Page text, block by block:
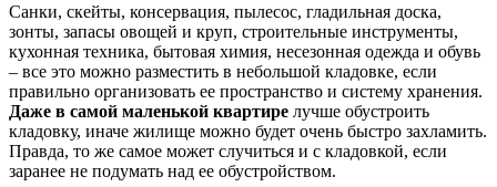
Санки, скейты, консервация, пылесос, гладильная доска,
зонты, запасы овощей и круп, строительные инструменты,
кухонная техника, бытовая химия, несезонная одежда и обувь
– все это можно разместить в небольшой кладовке, если
правильно организовать ее пространство и систему хранения.
Даже в самой маленькой квартире лучше обустроить
кладовку, иначе жилище можно будет очень быстро захламить.
Правда, то же самое может случиться и с кладовкой, если
заранее не подумать над ее обустройством.